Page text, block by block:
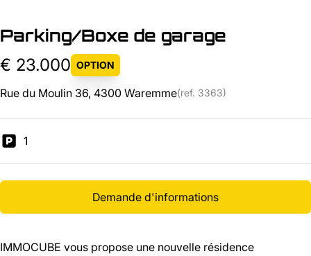
Parking/Boxe de garage
€ 23.000 OPTION
Rue du Moulin 36, 4300 Waremme(ref. 3363)
1
Demande d'informations
IMMOCUBE vous propose une nouvelle résidence